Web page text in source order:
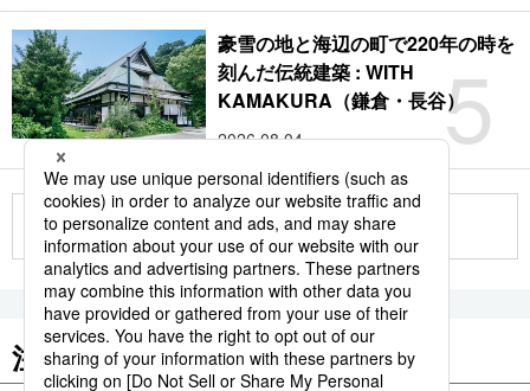
5
豪雪の地と海辺の町で220年の時を
刻んだ伝統建築 : WITH
KAMAKURA（鎌倉・長谷）
2026.08.04
もっと見る
注目のキーワード